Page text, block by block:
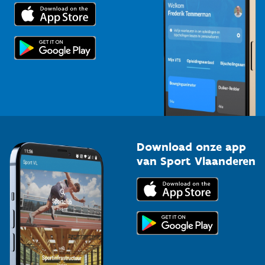
Trainers en begeleiders
Topsporters
Voor de pers
Download onze app
van Sport Vlaanderen